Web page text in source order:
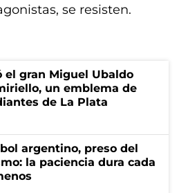
se resisten.
el gran Miguel Ubaldo
un emblema de
de La Plata
argentino, preso del
la paciencia dura cada